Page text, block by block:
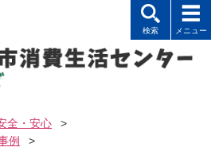
全・安心
>
例
>